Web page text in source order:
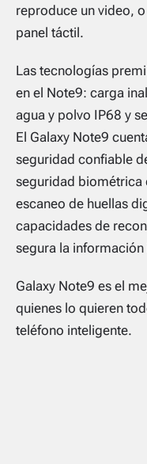
reproduce un video,
panel táctil.
Las tecnologías
en el Note9: carga
agua y polvo IP68 y
El Galaxy Note9
seguridad confiable
seguridad biométrica
escaneo de huellas
capacidades de
segura la
Galaxy Note9 es el
quienes lo quieren
teléfono inteligente.